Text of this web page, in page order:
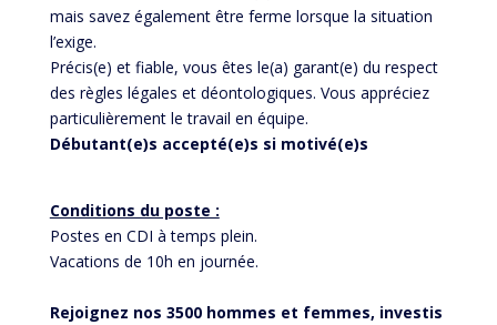
mais savez également être ferme lorsque la situation
l’exige.
Précis(e) et fiable, vous êtes le(a) garant(e) du respect
des règles légales et déontologiques. Vous appréciez
particulièrement le travail en équipe.
Débutant(e)s accepté(e)s si motivé(e)s
Conditions du poste :
Postes en CDI à temps plein.
Vacations de 10h en journée.
Rejoignez nos 3500 hommes et femmes, investis